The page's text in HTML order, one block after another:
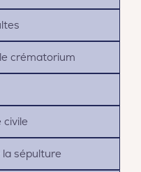
crématorium
civile
sépulture